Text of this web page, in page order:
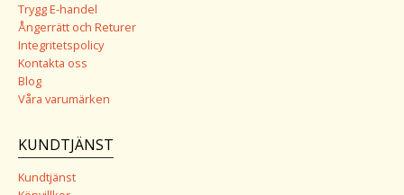
Trygg E-handel
Ångerrätt och Returer
Integritetspolicy
Kontakta oss
Blog
Våra varumärken
KUNDTJÄNST
Kundtjänst